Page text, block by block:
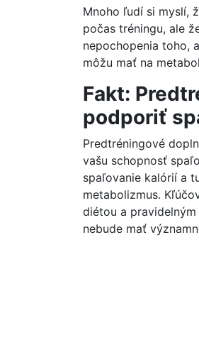
Mnoho ľudí si myslí,
počas tréningu, ale
nepochopenia toho,
môžu mať na
Fakt:
podporiť
Predtréningové
vašu schopnosť
spaľovanie kalórií a
metabolizmus.
diétou a
nebude mať